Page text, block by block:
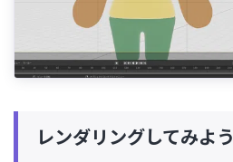
レンダリングしてみよう